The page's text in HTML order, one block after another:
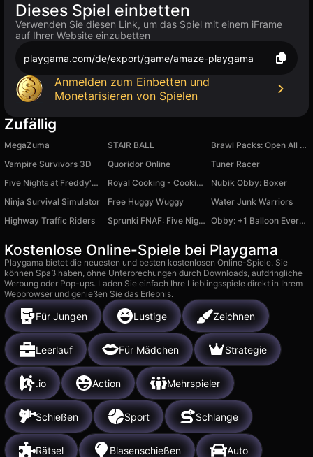
Dieses Spiel einbetten
Verwenden Sie diesen Link, um das Spiel mit einem iFrame
auf Ihrer Website einzubetten
playgama.com/de/export/game/amaze-playgama
Anmelden zum Einbetten und
Monetarisieren von Spielen
Zufällig
MegaZuma STAIR BALL
Brawl Packs: Open All Online
Vampire Survivors 3D
Quoridor Online
Tuner Racer
Five Nights at Freddy's 2
Royal Cooking - Cooking Game
Nubik Obby: Boxer
Ninja Survival Simulator
Free Huggy Wuggy
Water Junk Warriors
Highway Traffic Riders
Sprunki FNAF: Five Nights at Freddy's Obby: +1 Balloon Every Second
Kostenlose Online-Spiele bei Playgama
Playgama bietet die neuesten und besten kostenlosen Online-Spiele. Sie
können Spaß haben, ohne Unterbrechungen durch Downloads, aufdringliche
Werbung oder Pop-ups. Laden Sie einfach Ihre Lieblingsspiele direkt in Ihrem
Webbrowser und genießen Sie das Erlebnis.
Für Jungen Lustige Zeichnen
Leerlauf Für Mädchen Strategie
.io Action Mehrspieler
Schießen Sport Schlange
Rätsel Blasenschießen Auto